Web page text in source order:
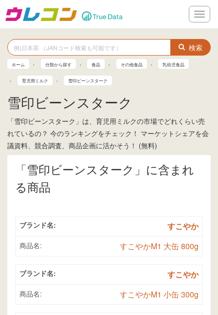
メ
ニ
ー
検索
ホーム 分類から探す 食品 その他食品 乳幼児食品
育児用ミルク 雪印ビーンスターク
雪印ビーンスターク
「雪印ビーンスターク」は、育児用ミルクの市場でどれくらい売
れているの？ 今のランキングをチェック！ マーケットシェアを会
議資料、競合調査、商品企画に活かそう！ (無料)
「雪印ビーンスターク」に含まれ
る商品
ブランド名: すこやか
商品名: すこやかM1 大缶 800g
ブランド名: すこやか
商品名: すこやかM1 小缶 300g